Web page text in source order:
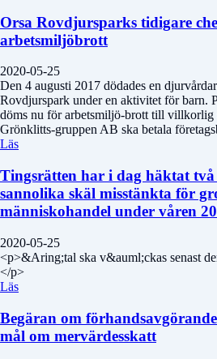
Orsa Rovdjursparks tidigare
arbetsmiljöbrott
2020-05-25
Den 4 augusti 2017 dödades en
Rovdjurspark under en aktivitet för barn.
döms nu för arbetsmiljö-brott till villkorlig
Grönklitts-gruppen AB ska betala
Läs
Tingsrätten har i dag häktat två
sannolika skäl misstänkta för
människohandel under våren
2020-05-25
<p>&Aring;tal ska v&auml;ckas senast
</p>
Läs
Begäran om
mål om mervärdesskatt